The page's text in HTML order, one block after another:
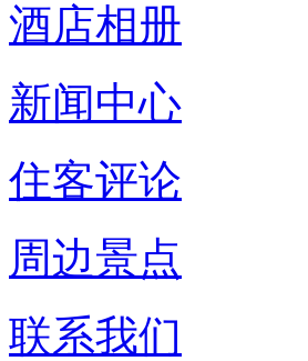
酒店相册
新闻中心
住客评论
周边景点
联系我们